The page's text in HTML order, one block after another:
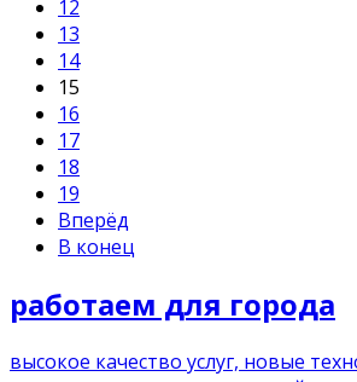
12
13
14
15
16
17
18
19
Вперёд
В конец
работаем для города
высокое качество услуг, новые